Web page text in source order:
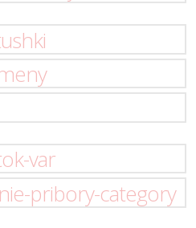
КОНТАКТОРЫ
РЕЛЕ ПРОЧИЕ (КОНТАКТОРЫ,
ЗАЩИТА)
ТУМБЛЕРЫ, ВЫКЛЮЧАТЕЛИ,
ПЕРЕКЛЮЧАТЕЛИ
РЕЛЕ (ВРЕМЕНИ, ТОКА,
НАПРЯЖЕНИЯ И ПРОЧИЕ)
СВЕТИЛЬНИКИ: СВЕТОВЫЕ
ПАНЕЛИ И ЛЕНТЫ,